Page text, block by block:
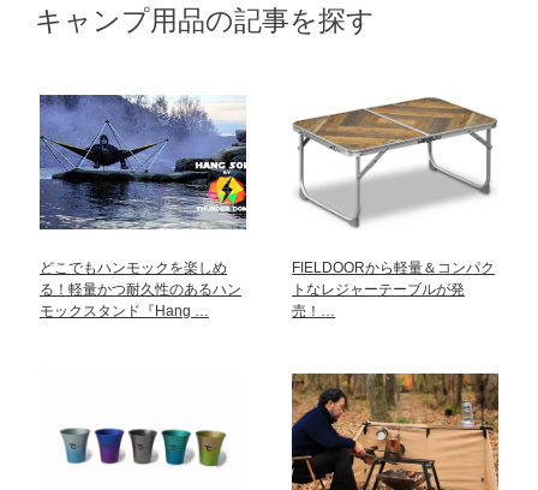
キャンプ用品の記事を探す
どこでもハンモックを楽しめ
る！軽量かつ耐久性のあるハン
モックスタンド『Hang …
FIELDOORから軽量＆コンパク
トなレジャーテーブルが発
売！…